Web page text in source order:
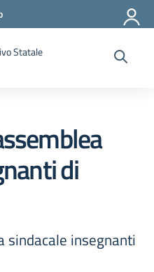
Statale
di
sindacale insegnanti